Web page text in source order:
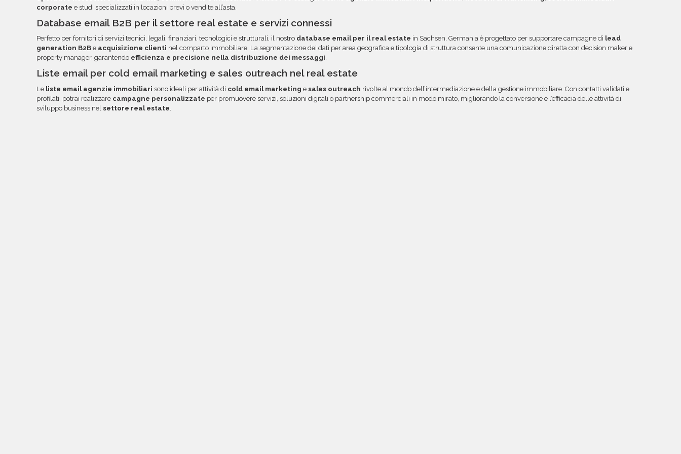
corporate e studi specializzati in locazioni brevi o vendite all’asta.
Database email B2B per il settore real estate e servizi connessi
Perfetto per fornitori di servizi tecnici, legali, finanziari, tecnologici e strutturali, il nostro database email per il real estate in Sachsen, Germania è progettato per supportare campagne di lead
generation B2B e acquisizione clienti nel comparto immobiliare. La segmentazione dei dati per area geografica e tipologia di struttura consente una comunicazione diretta con decision maker e
property manager, garantendo efficienza e precisione nella distribuzione dei messaggi.
Liste email per cold email marketing e sales outreach nel real estate
Le liste email agenzie immobiliari sono ideali per attività di cold email marketing e sales outreach rivolte al mondo dell’intermediazione e della gestione immobiliare. Con contatti validati e
profilati, potrai realizzare campagne personalizzate per promuovere servizi, soluzioni digitali o partnership commerciali in modo mirato, migliorando la conversione e l’efficacia delle attività di
sviluppo business nel settore real estate.